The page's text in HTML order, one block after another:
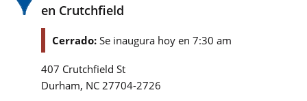
en Crutchfield
Cerrado: Se inaugura hoy en 7:30 am
407 Crutchfield St
Durham, NC 27704-2726